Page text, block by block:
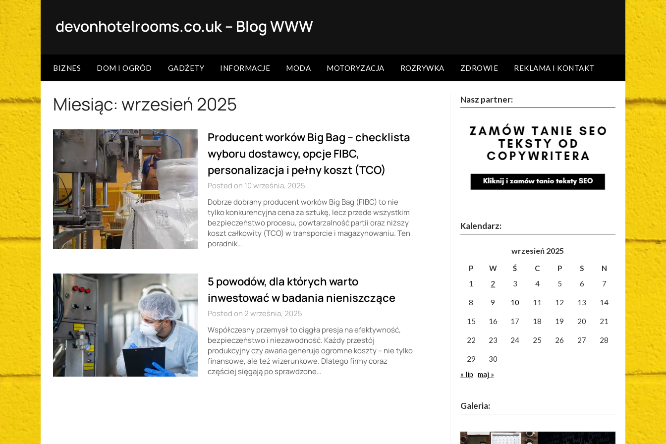
devonhotelrooms.co.uk – Blog WWW
BIZNES DOM I OGRÓD GADŻETY INFORMACJE MODA MOTORYZACJA ROZRYWKA ZDROWIE REKLAMA I KONTAKT
Miesiąc: wrzesień 2025
Producent worków Big Bag – checklista
wyboru dostawcy, opcje FIBC,
personalizacja i pełny koszt (TCO)
Posted on 10 września, 2025
Dobrze dobrany producent worków Big Bag (FIBC) to nie
tylko konkurencyjna cena za sztukę, lecz przede wszystkim
bezpieczeństwo procesu, powtarzalność partii oraz niższy
koszt całkowity (TCO) w transporcie i magazynowaniu. Ten
poradnik…
5 powodów, dla których warto
inwestować w badania nieniszczące
Posted on 2 września, 2025
Współczesny przemysł to ciągła presja na efektywność,
bezpieczeństwo i niezawodność. Każdy przestój
produkcyjny czy awaria generuje ogromne koszty – nie tylko
finansowe, ale też wizerunkowe. Dlatego firmy coraz
częściej sięgają po sprawdzone…
Nasz partner:
Kalendarz:
wrzesień 2025
P W Ś C P S
N
1
2 3 4 5 6 7
8 9 10 11 12 13 14
15 16 17 18 19 20 21
22 23 24 25 26 27 28
29
30
« lip maj »
Galeria: